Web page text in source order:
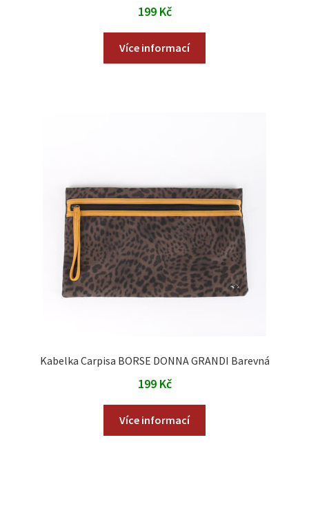
199 Kč
Více informací
Kabelka Carpisa BORSE DONNA GRANDI Barevná
199 Kč
Více informací